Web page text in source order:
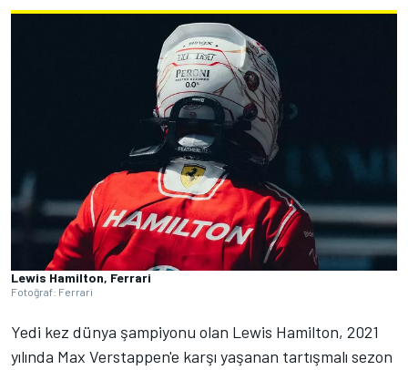
Lewis Hamilton, Ferrari
Fotoğraf: Ferrari
Yedi kez dünya şampiyonu olan Lewis Hamilton, 2021
yılında Max Verstappen'e karşı yaşanan tartışmalı sezon